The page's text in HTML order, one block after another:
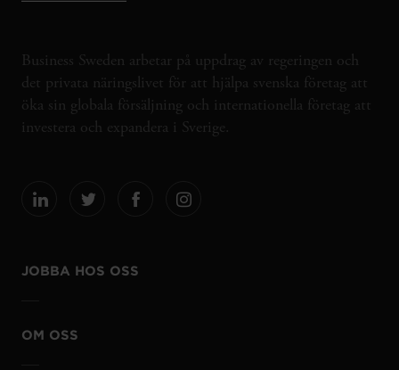
Business Sweden arbetar på uppdrag av regeringen och
det privata näringslivet för att hjälpa svenska företag att
öka sin globala försäljning och internationella företag att
investera och expandera i Sverige.
JOBBA HOS OSS
OM OSS